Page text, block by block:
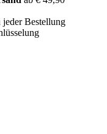
jeder Bestellung